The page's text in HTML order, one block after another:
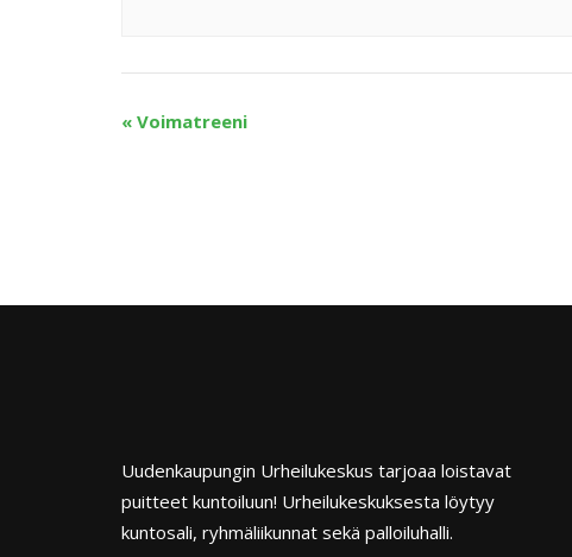
« Voimatreeni
Uudenkaupungin Urheilukeskus tarjoaa loistavat
puitteet kuntoiluun! Urheilukeskuksesta löytyy
kuntosali, ryhmäliikunnat sekä palloiluhalli.